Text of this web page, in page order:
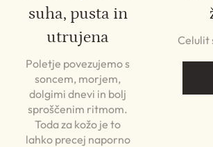
suha, pusta in
utrujena
Poletje povezujemo s
soncem, morjem,
dolgimi dnevi in bolj
sproščenim ritmom.
Toda za kožo je to
lahko precej naporno
Celulit